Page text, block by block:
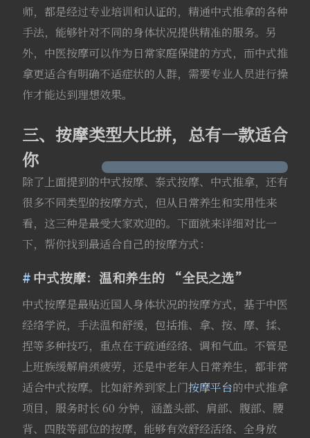
师，都是经过专业培训和认证的，精通中式推拿的各种
手法，能够针对不同的身体状况提供精准的服务。另
外，中医按摩可以作为日常家庭保健的方式，而中式推
拿更适合有明确不适症状的人群，需要专业人员进行操
作才能达到理想效果。
三、按摩类型大比拼，总有一款适合
你
除了上面提到的中式按摩、泰式按摩、中式推拿，还有
很多不同类型的按摩方式，但从日常养生和实用性来
看，这三种是最受大家欢迎的。下面就来详细对比一
下，帮你找到最适合自己的按摩方式：
中式按摩：温和养生的 “全民之选”
中式按摩是最贴近国人身体状况的按摩方式，基于中医
经络学说，手法温和舒缓，包括推、拿、按、摩、揉、
捏等多种技巧，重点在于疏通经络、调和气血。不管是
上班族缓解肩颈疲劳，还是中老年人日常养生，都非常
适合中式按摩。比如舒养到家上门按摩平台的中式推拿
项目，服务时长 60 分钟，涵盖头部、肩部、腹部、腰
背、四肢等部位的按摩，能够有效舒经活络、全身放